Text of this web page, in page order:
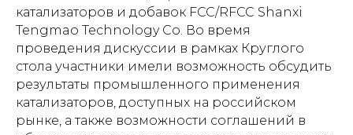
катализаторов и добавок FCC/RFCC Shanxi
Tengmao Technology Co. Во время
проведения дискуссии в рамках Круглого
стола участники имели возможность обсудить
результаты промышленного применения
катализаторов, доступных на российском
рынке, а также возможности соглашений в